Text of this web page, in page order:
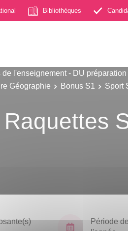
Bibliothèques
de l'enseignement - DU
Géographie
Bonus S1 Sport
Période